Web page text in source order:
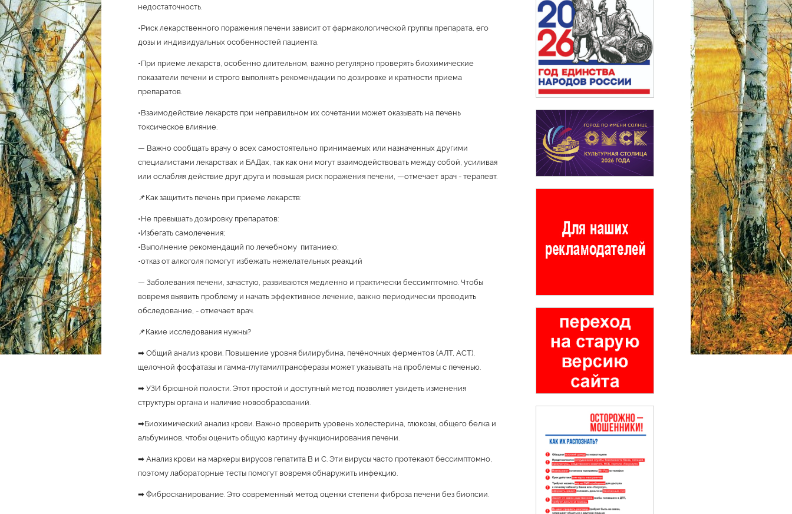
недостаточность.
•Риск лекарственного поражения печени зависит от фармакологической группы препарата, его
дозы и индивидуальных особенностей пациента.
•При приеме лекарств, особенно длительном, важно регулярно проверять биохимические
показатели печени и строго выполнять рекомендации по дозировке и кратности приема
препаратов.
•Взаимодействие лекарств при неправильном их сочетании может оказывать на печень
токсическое влияние.
— Важно сообщать врачу о всех самостоятельно принимаемых или назначенных другими
специалистами лекарствах и БАДах, так как они могут взаимодействовать между собой, усиливая
или ослабляя действие друг друга и повышая риск поражения печени, —отмечает врач - терапевт.
📌Как защитить печень при приеме лекарств:
•Не превышать дозировку препаратов:
•Избегать самолечения;
•Выполнение рекомендаций по лечебному питаниею;
•отказ от алкоголя помогут избежать нежелательных реакций
— Заболевания печени, зачастую, развиваются медленно и практически бессимптомно. Чтобы
вовремя выявить проблему и начать эффективное лечение, важно периодически проводить
обследование, - отмечает врач.
📌Какие исследования нужны?
➡ Общий анализ крови. Повышение уровня билирубина, печёночных ферментов (АЛТ, АСТ),
щелочной фосфатазы и гамма-глутамилтрансферазы может указывать на проблемы с печенью.
➡ УЗИ брюшной полости. Этот простой и доступный метод позволяет увидеть изменения
структуры органа и наличие новообразований.
➡Биохимический анализ крови. Важно проверить уровень холестерина, глюкозы, общего белка и
альбуминов, чтобы оценить общую картину функционирования печени.
➡ Анализ крови на маркеры вирусов гепатита B и C. Эти вирусы часто протекают бессимптомно,
поэтому лабораторные тесты помогут вовремя обнаружить инфекцию.
➡ Фибросканирование. Это современный метод оценки степени фиброза печени без биопсии.